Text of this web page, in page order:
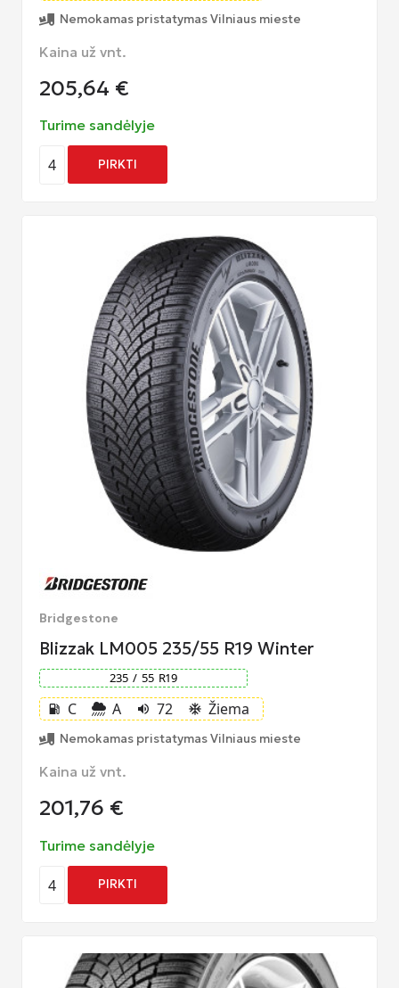
Nemokamas pristatymas Vilniaus mieste
Kaina už vnt.
205,64 €
Turime sandėlyje
4 PIRKTI
Bridgestone
Blizzak LM005 235/55 R19 Winter
235 / 55 R19
local_gas_station C A volume_up 72 ac_unit Žiema
Nemokamas pristatymas Vilniaus mieste
Kaina už vnt.
201,76 €
Turime sandėlyje
4 PIRKTI